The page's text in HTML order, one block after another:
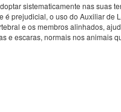
sistematicamente nas suas
é prejudicial, o uso do Auxiliar de
e os membros alinhados,
e escaras, normais nos animais